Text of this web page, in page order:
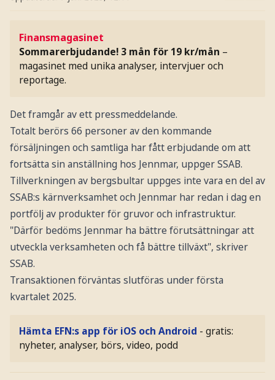
Finansmagasinet
Sommarerbjudande! 3 mån för 19 kr/mån –
magasinet med unika analyser, intervjuer och
reportage.
Det framgår av ett pressmeddelande.
Totalt berörs 66 personer av den kommande
försäljningen och samtliga har fått erbjudande om att
fortsätta sin anställning hos Jennmar, uppger SSAB.
Tillverkningen av bergsbultar uppges inte vara en del av
SSAB:s kärnverksamhet och Jennmar har redan i dag en
portfölj av produkter för gruvor och infrastruktur.
"Därför bedöms Jennmar ha bättre förutsättningar att
utveckla verksamheten och få bättre tillväxt", skriver
SSAB.
Transaktionen förväntas slutföras under första
kvartalet 2025.
Hämta EFN:s app för iOS och Android - gratis:
nyheter, analyser, börs, video, podd